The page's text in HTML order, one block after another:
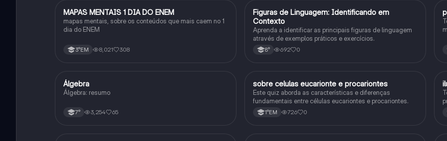
Português
MAPAS MENTAIS 1 DIA DO ENEM
mapas mentais, sobre os conteúdos que mais caem no 1
dia do ENEM
3°EM 8,021 308
FPortuguês
Figuras de Linguagem: Identificando em
Contexto
Aprenda a identificar as principais figuras de linguagem
através de exemplos práticos e exercícios.
8° 692 0
Matematica
Álgebra
Álgebra: resumo
7° 3,254 65
Biologia
sobre celulas eucarionte e procariontes
Este quiz aborda as características e diferenças
fundamentais entre células eucariontes e procariontes.
1°EM 726 0